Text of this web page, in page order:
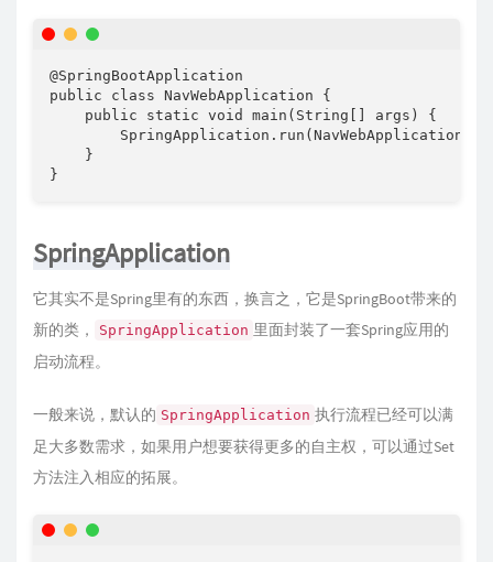
@SpringBootApplication
public class NavWebApplication {
public static void main(String[] args)
    }
}
SpringApplication
它其实不是Spring里有的东西，换言之，它是SpringBoot带来的
新的类，
SpringApplication 里面封装了一套Spring应用的
启动流程。
一般来说，默认的 SpringApplication 执行流程已经可以满
足大多数需求，如果用户想要获得更多的自主权，可以通过Set
方法注入相应的拓展。